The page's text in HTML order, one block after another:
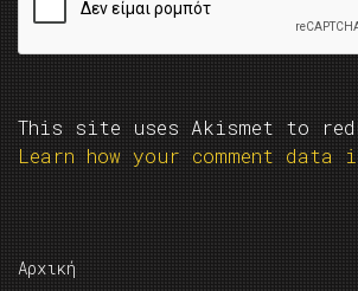
This site uses Akismet to
Learn how your comment data
Αρχική